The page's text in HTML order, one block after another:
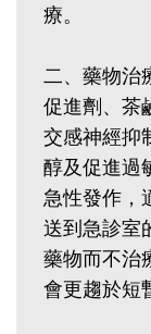
療。
二、藥物治
促進劑、
交感神經抑
醇及促進過
急性發作，
送到急診室
藥物而不治
會更趨於短